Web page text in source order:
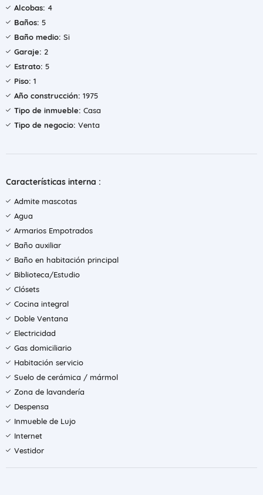
Alcobas: 4
Baños: 5
Baño medio: Si
Garaje: 2
Estrato: 5
Piso: 1
Año construcción: 1975
Tipo de inmueble: Casa
Tipo de negocio: Venta
Características interna :
Admite mascotas
Agua
Armarios Empotrados
Baño auxiliar
Baño en habitación principal
Biblioteca/Estudio
Clósets
Cocina integral
Doble Ventana
Electricidad
Gas domiciliario
Habitación servicio
Suelo de cerámica / mármol
Zona de lavandería
Despensa
Inmueble de Lujo
Internet
Vestidor